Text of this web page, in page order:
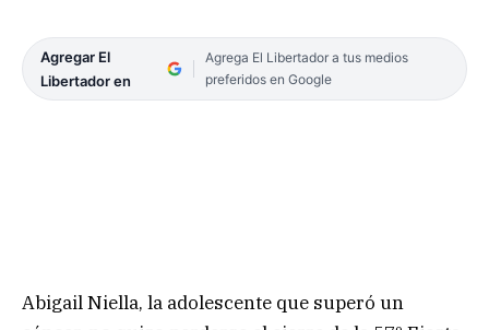
Agregar El
Libertador en
Agrega El Libertador a tus medios
preferidos en Google
Abigail Niella, la adolescente que superó un